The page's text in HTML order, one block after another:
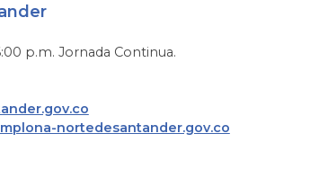
p.m. Jornada Continua.
nortedesantander.gov.co